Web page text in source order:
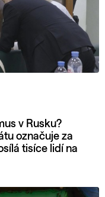
v Rusku?
označuje za
tisíce lidí na